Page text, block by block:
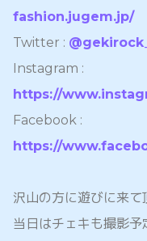
fashion.jugem.jp/
Twitter :
Instagram :
https://
Facebook :
https://
沢山の方に遊びに来
当日はチェキも撮影